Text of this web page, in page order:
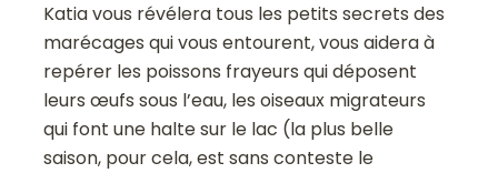
Katia vous révélera tous les petits secrets des
marécages qui vous entourent, vous aidera à
repérer les poissons frayeurs qui déposent
leurs œufs sous l’eau, les oiseaux migrateurs
qui font une halte sur le lac (la plus belle
saison, pour cela, est sans conteste le